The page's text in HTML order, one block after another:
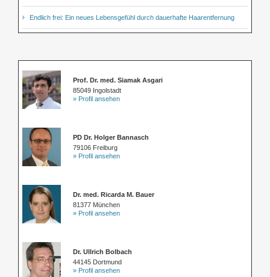
Endlich frei: Ein neues Lebensgefühl durch dauerhafte Haarentfernung
Prof. Dr. med. Siamak Asgari
85049 Ingolstadt
» Profil ansehen
PD Dr. Holger Bannasch
79106 Freiburg
» Profil ansehen
Dr. med. Ricarda M. Bauer
81377 München
» Profil ansehen
Dr. Ullrich Bolbach
44145 Dortmund
» Profil ansehen